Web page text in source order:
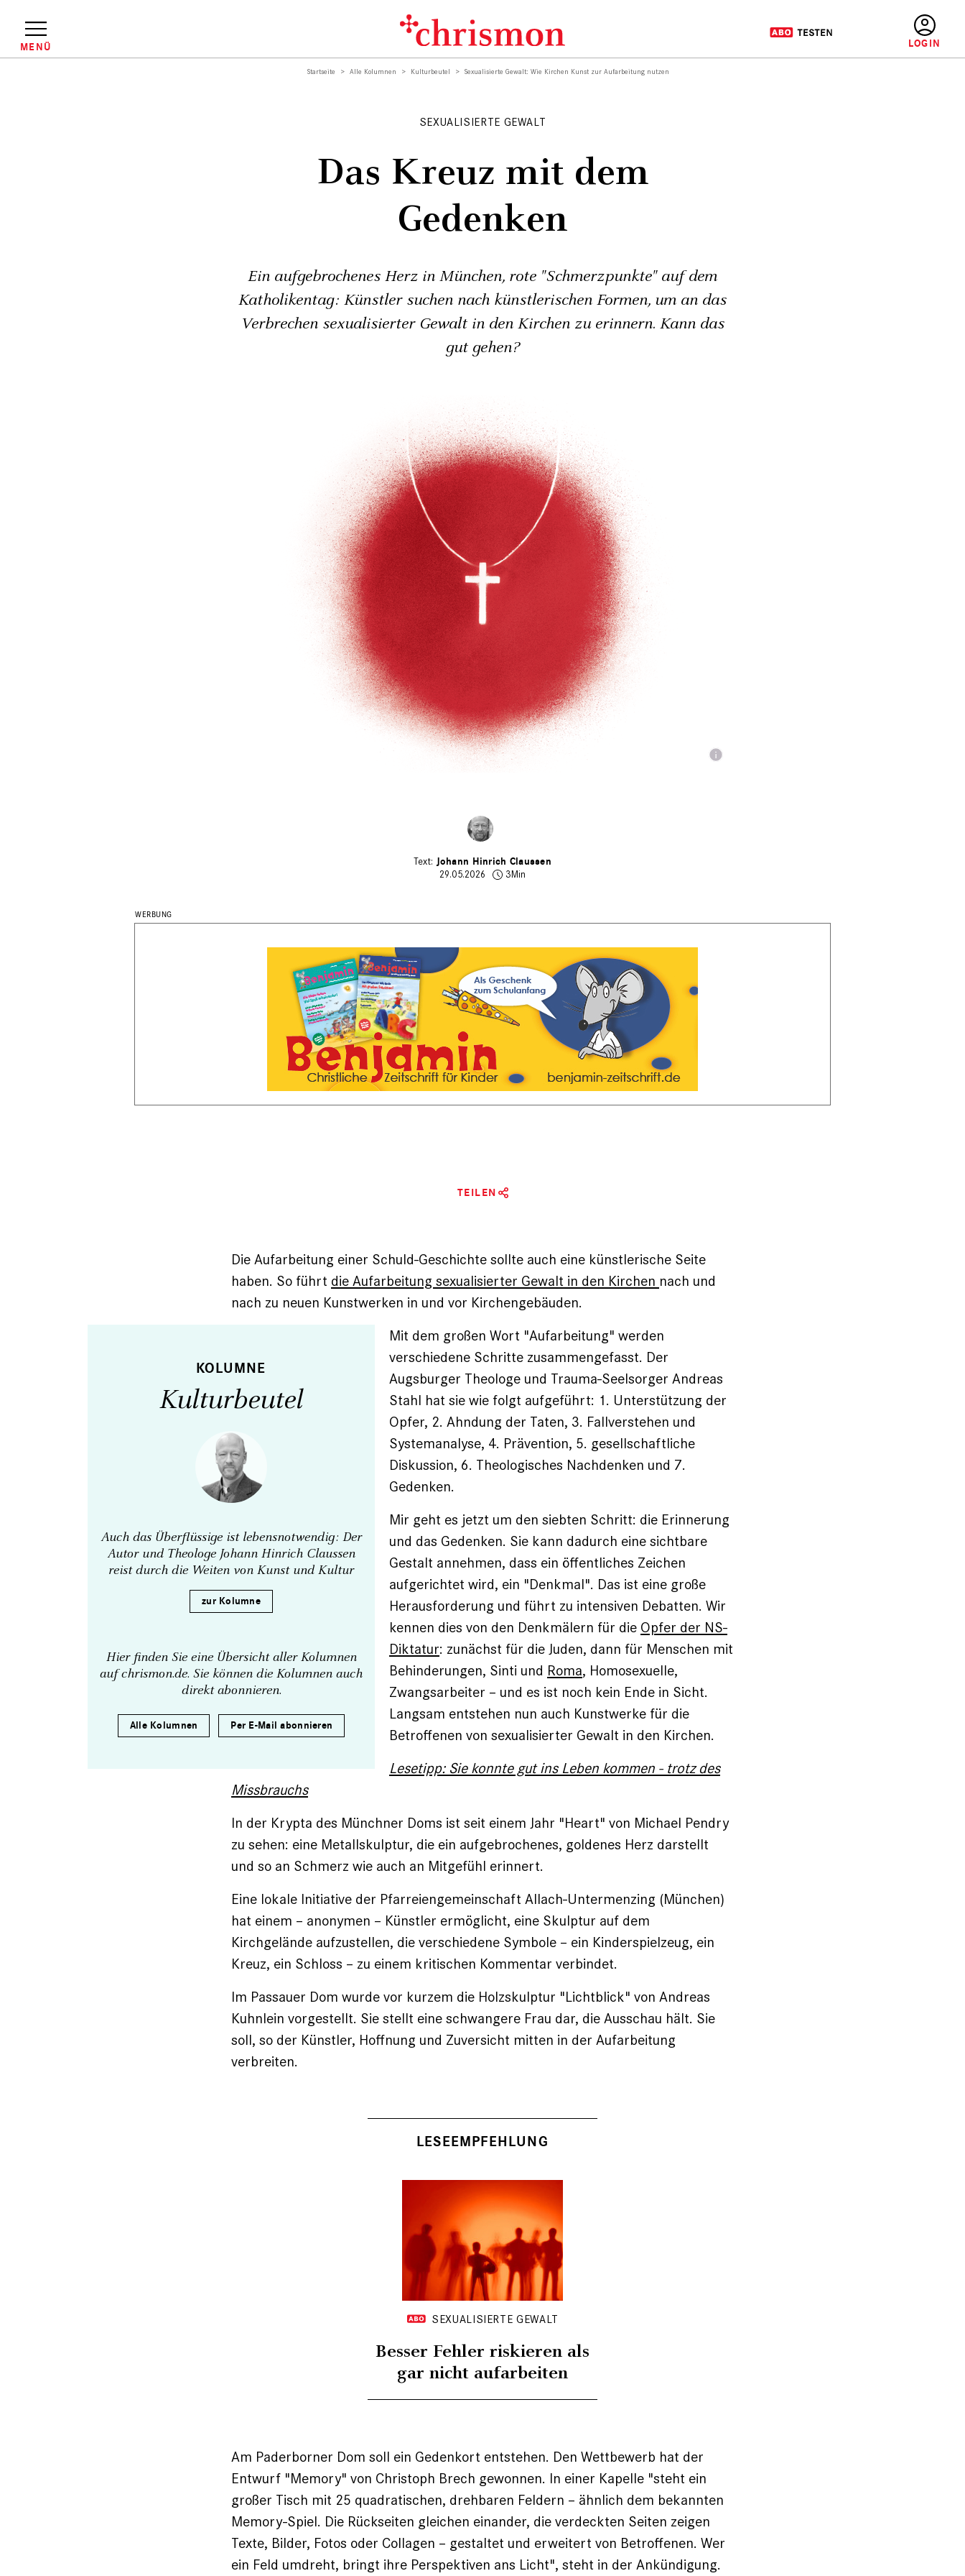
Inhalt
MENÜ
Startseite Alle Kolumnen Kulturbeutel Sexualisierte Gewalt: Wie Kirchen Kunst zur Aufarbeitung nutzen
SEXUALISIERTE GEWALT
Das Kreuz mit dem
Gedenken
Ein aufgebrochenes Herz in München, rote "Schmerzpunkte" auf dem
Katholikentag: Künstler suchen nach künstlerischen Formen, um an das
Verbrechen sexualisierter Gewalt in den Kirchen zu erinnern. Kann das
gut gehen?
Johann Hinrich Claussen
29.05.2026
3Min
TEILEN
Die Aufarbeitung einer Schuld-Geschichte sollte auch eine künstlerische Seite
haben. So führt die Aufarbeitung sexualisierter Gewalt in den Kirchen nach und
nach zu neuen Kunstwerken in und vor Kirchengebäuden.
KOLUMNE
Kulturbeutel
Auch das Überflüssige ist lebens­notwendig: Der
Autor und Theologe Johann Hinrich Claussen
reist durch die Weiten von Kunst und Kultur
zur Kolumne
Hier finden Sie eine Übersicht aller Kolumnen
auf chrismon.de. Sie können die Kolumnen auch
direkt abonnieren.
Alle Kolumnen Per E-Mail abonnieren
Mit dem großen Wort "Aufarbeitung" werden
verschiedene Schritte zusammengefasst. Der
Augsburger Theologe und Trauma-Seelsorger Andreas
Stahl hat sie wie folgt aufgeführt: 1. Unterstützung der
Opfer, 2. Ahndung der Taten, 3. Fallverstehen und
Systemanalyse, 4. Prävention, 5. gesellschaftliche
Diskussion, 6. Theologisches Nachdenken und 7.
Gedenken.
Mir geht es jetzt um den siebten Schritt: die Erinnerung
und das Gedenken. Sie kann dadurch eine sichtbare
Gestalt annehmen, dass ein öffentliches Zeichen
aufgerichtet wird, ein "Denkmal". Das ist eine große
Herausforderung und führt zu intensiven Debatten. Wir
kennen dies von den Denkmälern für die Opfer der NS-
Diktatur: zunächst für die Juden, dann für Menschen mit
Behinderungen, Sinti und Roma, Homosexuelle,
Zwangsarbeiter – und es ist noch kein Ende in Sicht.
Langsam entstehen nun auch Kunstwerke für die
Betroffenen von sexualisierter Gewalt in den Kirchen.
Lesetipp: Sie konnte gut ins Leben kommen - trotz des
Missbrauchs
In der Krypta des Münchner Doms ist seit einem Jahr "Heart" von Michael Pendry
zu sehen: eine Metallskulptur, die ein aufgebrochenes, goldenes Herz darstellt
und so an Schmerz wie auch an Mitgefühl erinnert.
Eine lokale Initiative der Pfarreiengemeinschaft Allach-Untermenzing (München)
hat einem – anonymen – Künstler ermöglicht, eine Skulptur auf dem
Kirchgelände aufzustellen, die verschiedene Symbole – ein Kinderspielzeug, ein
Kreuz, ein Schloss – zu einem kritischen Kommentar verbindet.
Im Passauer Dom wurde vor kurzem die Holzskulptur "Lichtblick" von Andreas
Kuhnlein vorgestellt. Sie stellt eine schwan­ge­re Frau dar, die Ausschau hält. Sie
soll, so der Künstler, Hoff­nung und Zuver­sicht mitten in der Aufarbeitung
verbreiten.
LESEEMPFEHLUNG
SEXUALISIERTE GEWALT
Besser Fehler riskieren als
gar nicht aufarbeiten
Am Paderborner Dom soll ein Gedenkort entstehen. Den Wettbewerb hat der
Entwurf "Memory" von Christoph Brech gewonnen. In einer Kapelle "steht ein
großer Tisch mit 25 quadratischen, drehbaren Feldern – ähnlich dem bekannten
Memory-Spiel. Die Rückseiten gleichen einander, die verdeckten Seiten zeigen
Texte, Bilder, Fotos oder Collagen – gestaltet und erweitert von Betroffenen. Wer
ein Feld umdreht, bringt ihre Perspektiven ans Licht", steht in der Ankündigung.